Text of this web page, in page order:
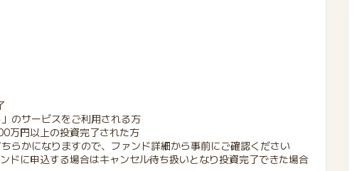
のサービスをご利用される方
万円以上の投資完了された方
らかになりますので、ファンド詳細から事前にご確認ください
ドに申込する場合はキャンセル待ち扱いとなり投資完了できた場合